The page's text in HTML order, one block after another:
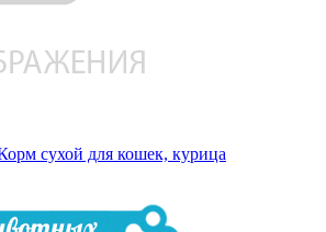
сухой для кошек, курица